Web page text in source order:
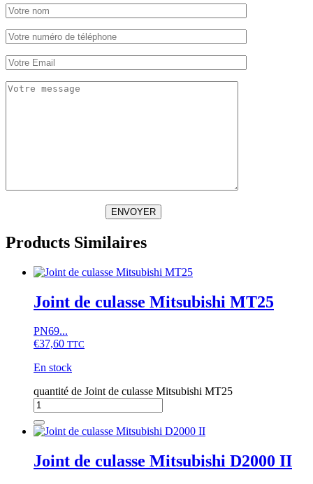
ENVOYER
Products Similaires
Joint de culasse Mitsubishi MT25
PN69...
€37,60 TTC
En stock
quantité de Joint de culasse Mitsubishi MT25
Joint de culasse Mitsubishi D2000 II